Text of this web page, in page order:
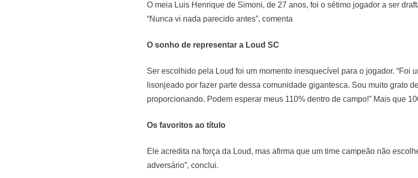
O meia Luis Henrique de Simoni, de 27 anos, foi o sétimo jogador a ser
“Nunca vi nada parecido antes”, comenta
O sonho de representar a Loud SC
Ser escolhido pela Loud foi um momento inesquecível para o jogador.
lisonjeado por fazer parte dessa comunidade gigantesca. Sou muito grato
proporcionando. Podem esperar meus 110% dentro de campo!” Mais que
Os favoritos ao título
Ele acredita na força da Loud, mas afirma que um time campeão não
adversário”, conclui.